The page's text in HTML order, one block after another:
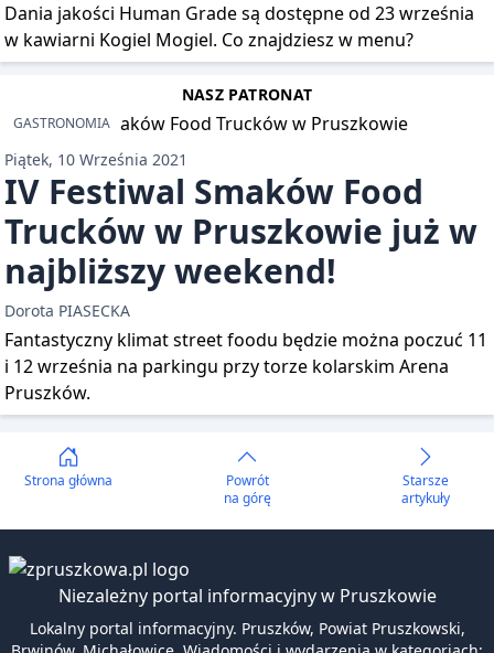
Dania jakości Human Grade są dostępne od 23 września
w kawiarni Kogiel Mogiel. Co znajdziesz w menu?
NASZ PATRONAT
GASTRONOMIA
Piątek, 10 Września 2021
IV Festiwal Smaków Food
Trucków w Pruszkowie już w
najbliższy weekend!
Dorota PIASECKA
Fantastyczny klimat street foodu będzie można poczuć 11
i 12 września na parkingu przy torze kolarskim Arena
Pruszków.
Strona główna
Powrót
na górę
Starsze
artykuły
Niezależny portal informacyjny w Pruszkowie
Lokalny portal informacyjny. Pruszków, Powiat Pruszkowski,